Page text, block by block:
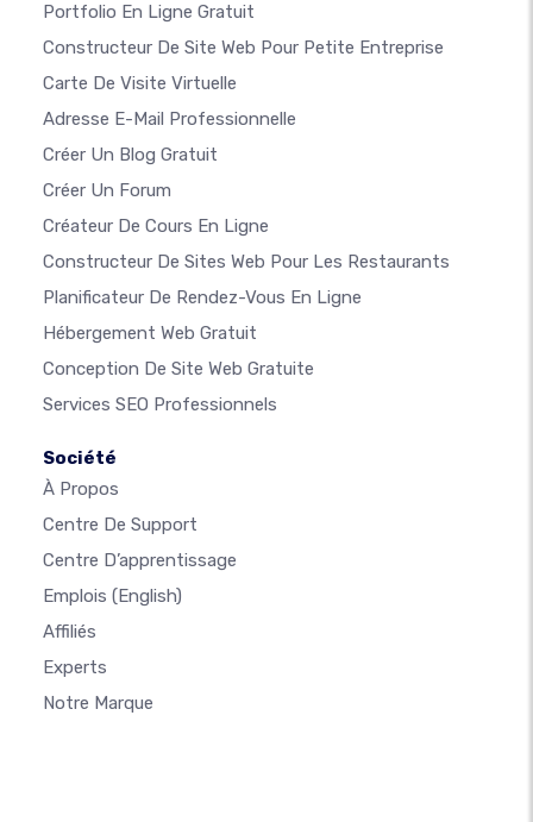
Portfolio En Ligne Gratuit
Constructeur De Site Web Pour Petite Entreprise
Carte De Visite Virtuelle
Adresse E-Mail Professionnelle
Créer Un Blog Gratuit
Créer Un Forum
Créateur De Cours En Ligne
Constructeur De Sites Web Pour Les Restaurants
Planificateur De Rendez-Vous En Ligne
Hébergement Web Gratuit
Conception De Site Web Gratuite
Services SEO Professionnels
Société
À Propos
Centre De Support
Centre D’apprentissage
Emplois (English)
Affiliés
Experts
Notre Marque